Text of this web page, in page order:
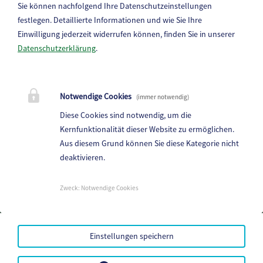
St. Gertraud 1, 9413 St.Gertraud
Telefon: +43 4352 72 180
E-Mail:frantschach@ktn.gde.at
Heute,Geschlossen
Heute,Geschlossen
Mehr...
Amtssignatur
Sie können nachfolgend Ihre Datenschutzeinstellungen
festlegen. Detaillierte Informationen und wie Sie Ihre
Einwilligung jederzeit widerrufen können, finden Sie in unserer
Datenschutzerklärung.
Notwendige Cookies (immer notwendig)
Diese Cookies sind notwendig, um die
Kernfunktionalität dieser Website zu ermöglichen.
Aus diesem Grund können Sie diese Kategorie nicht
deaktivieren.
Zweck: Notwendige Cookies
Einstellungen speichern